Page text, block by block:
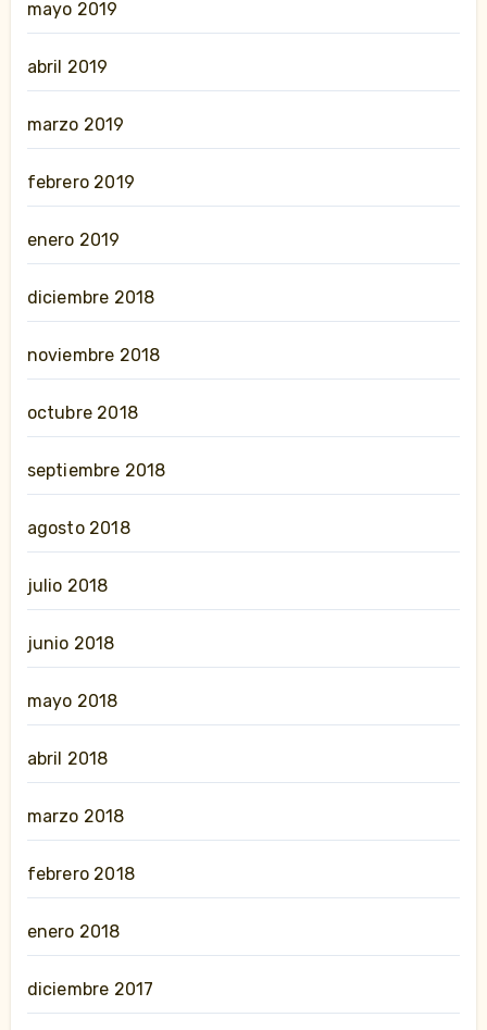
mayo 2019
abril 2019
marzo 2019
febrero 2019
enero 2019
diciembre 2018
noviembre 2018
octubre 2018
septiembre 2018
agosto 2018
julio 2018
junio 2018
mayo 2018
abril 2018
marzo 2018
febrero 2018
enero 2018
diciembre 2017